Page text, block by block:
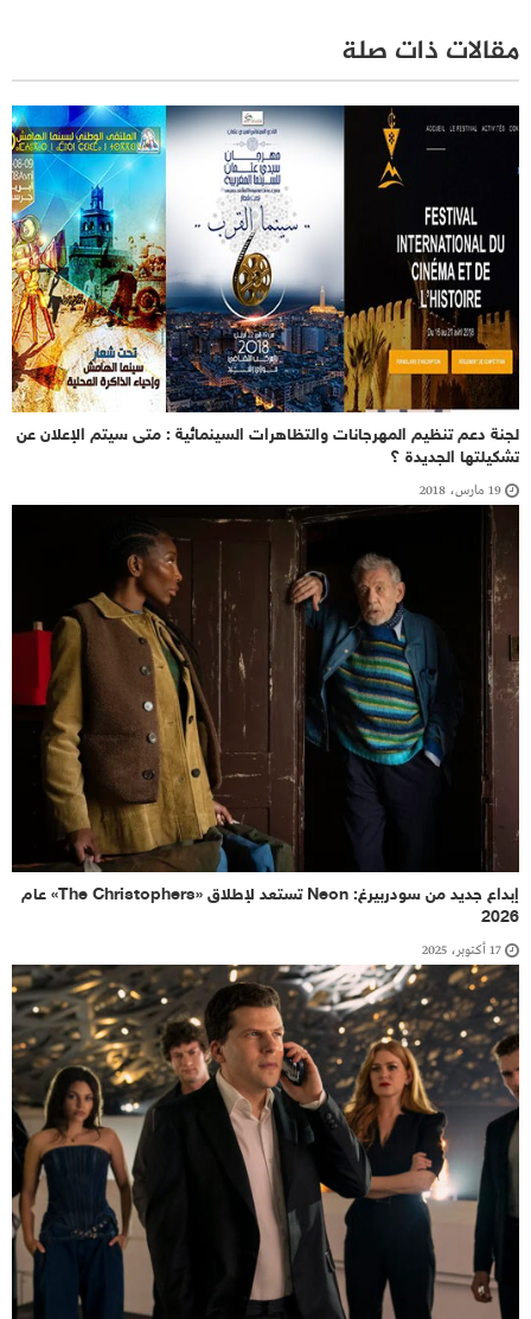
مقالات ذات صلة
لجنة دعم تنظيم المهرجانات والتظاهرات السينمائية : متى سيتم الإعلان عن
تشكيلتها الجديدة ؟
19 مارس، 2018
إبداع جديد من سودربيرغ: Neon تستعد لإطلاق «The Christophers» عام
2026
17 أكتوبر، 2025